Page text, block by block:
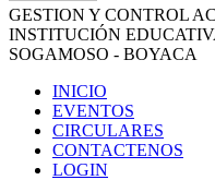
GESTION Y CONTROL
INSTITUCIÓN
SOGAMOSO - BOYACA
INICIO
EVENTOS
CIRCULARES
CONTACTENOS
LOGIN